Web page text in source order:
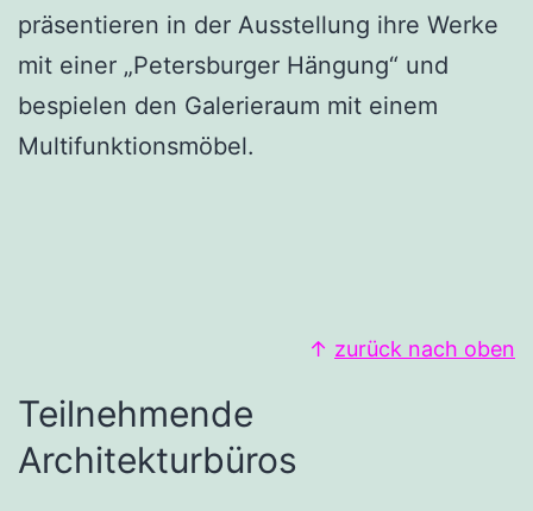
präsentieren in der Ausstellung ihre Werke
mit einer „Petersburger Hängung“ und
bespielen den Galerieraum mit einem
Multifunktionsmöbel.
↑ zurück nach oben
Teilnehmende
Architekturbüros